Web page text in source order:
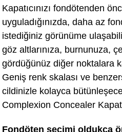
Kapatıcınızı fondötenden
uyguladığınızda, daha az
istediğiniz görünüme
göz altlarınıza, burnunuza,
gördüğünüz diğer noktalara
Geniş renk skalası ve
cildinizle kolayca
Complexion Concealer
Fondöten seçimi oldukça